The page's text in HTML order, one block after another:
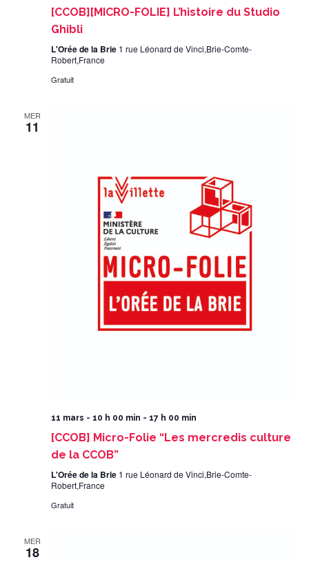
[CCOB][MICRO-FOLIE] L’histoire du Studio
Ghibli
L'Orée de la Brie 1 rue Léonard de Vinci,Brie-Comte-
Robert,France
Gratuit
MER
11
11 mars - 10 h 00 min - 17 h 00 min
[CCOB] Micro-Folie “Les mercredis culture
de la CCOB”
L'Orée de la Brie 1 rue Léonard de Vinci,Brie-Comte-
Robert,France
Gratuit
MER
18